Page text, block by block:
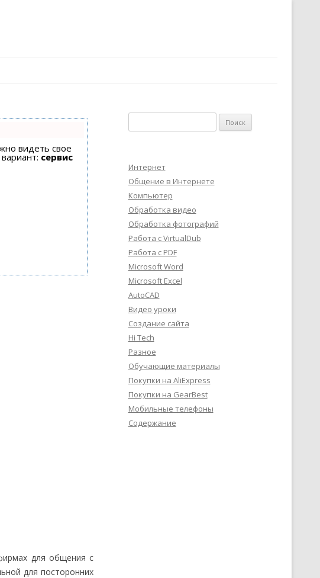
видеть свое
сервис
для общения с
для посторонних
Интернет
Общение в Интернете
Компьютер
Обработка видео
Обработка фотографий
Работа с VirtualDub
Работа с PDF
Microsoft Word
Microsoft Excel
AutoCAD
Видео уроки
Создание сайта
Hi Tech
Разное
Обучающие материалы
Покупки на AliExpress
Покупки на GearBest
Мобильные телефоны
Содержание